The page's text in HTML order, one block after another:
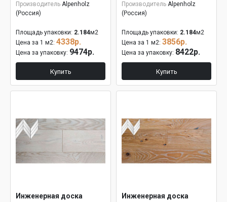
Производитель Alpenholz
(Россия)
Площадь упаковки: 2.184м2
Цена за 1 м2: 4338р.
Цена за упаковку: 9474р.
Купить
Производитель Alpenholz
(Россия)
Площадь упаковки: 2.184м2
Цена за 1 м2: 3856р.
Цена за упаковку: 8422р.
Купить
Инженерная доска
Инженерная доска